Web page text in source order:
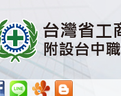
2025/11/10
【中心公告】因應颱
2025/10/30【進修課程】2026年
2025/08/20 【進修課程】SDS格
2025/08/12
【中心公告】因應颱
2025/07/06【中心公告】颱風假